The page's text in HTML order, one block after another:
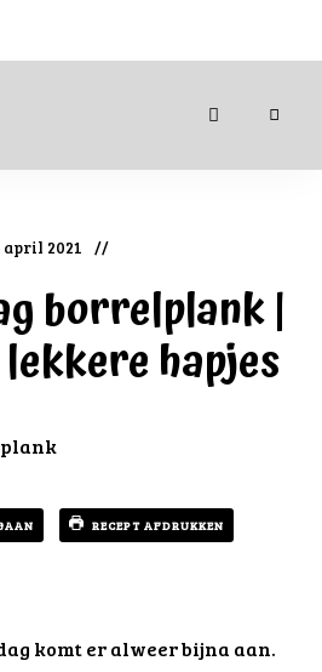
april 2021
borrelplank |
hapjes
RECEPT AFDRUKKEN
komt er alweer bijna aan.